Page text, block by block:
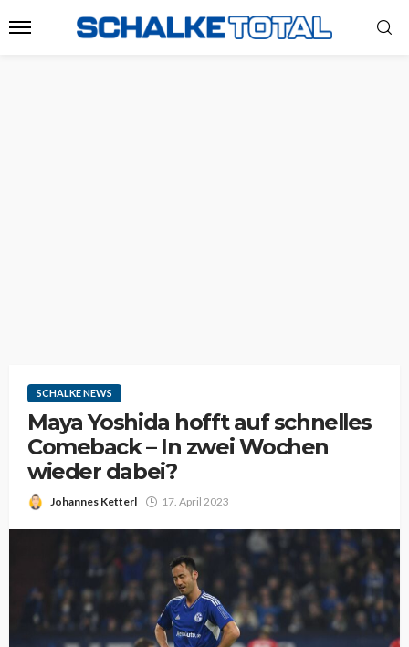
SCHALKE NEWS
Maya Yoshida hofft auf schnelles
Comeback – In zwei Wochen
wieder dabei?
Johannes Ketterl 17. April 2023